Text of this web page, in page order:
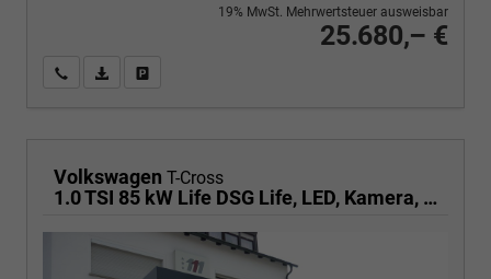
25.680,– €
19% MwSt. Mehrwertsteuer ausweisbar
Wir rufen Sie anPDF-Fahrzeugexposé drucken
Volkswagen T-Cross
1.0 TSI 85 kW Life DSG Life, LED, Kamera, ACC, Side, Winter, 17-Zoll, 3-J. Garantie